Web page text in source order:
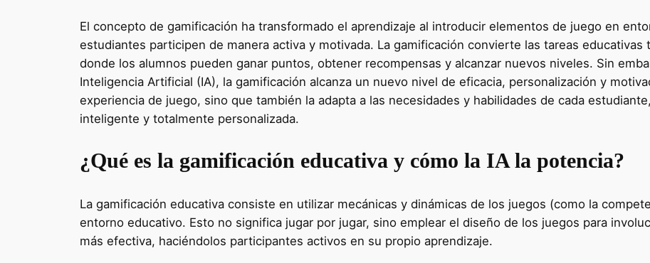
El concepto de gamificación ha transformado el aprendizaje al introducir elementos de juego en
estudiantes participen de manera activa y motivada. La gamificación convierte las tareas
donde los alumnos pueden ganar puntos, obtener recompensas y alcanzar nuevos niveles. Sin
Inteligencia Artificial (IA), la gamificación alcanza un nuevo nivel de eficacia, personalización y
experiencia de juego, sino que también la adapta a las necesidades y habilidades de cada
inteligente y totalmente personalizada.
¿Qué es la gamificación educativa y cómo la IA la potencia?
La gamificación educativa consiste en utilizar mecánicas y dinámicas de los juegos (como la
entorno educativo. Esto no significa jugar por jugar, sino emplear el diseño de los juegos para
más efectiva, haciéndolos participantes activos en su propio aprendizaje.